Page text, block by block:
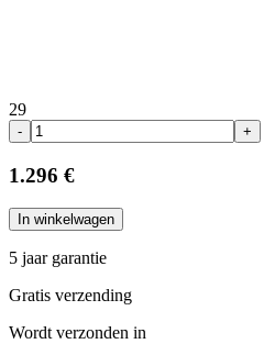
29
- +
1.296 €
In winkelwagen
5 jaar garantie
Gratis verzending
Wordt verzonden in